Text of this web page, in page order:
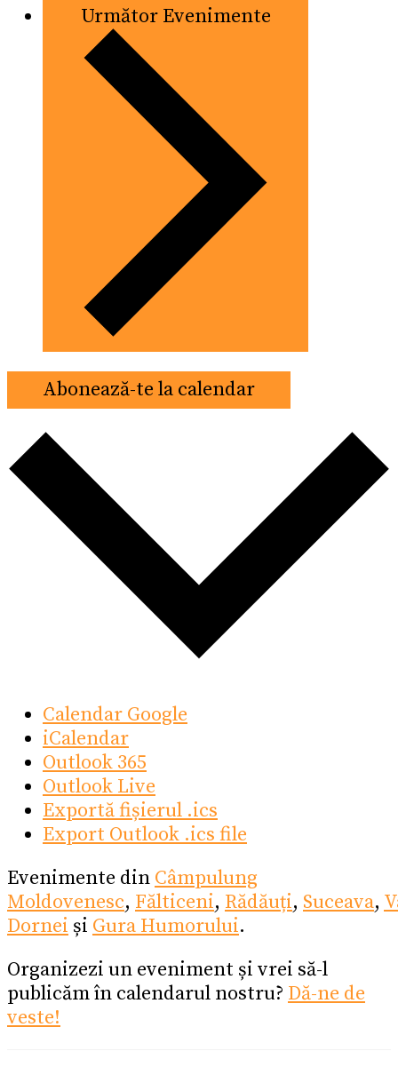
Următor Evenimente
Abonează-te la calendar
Calendar Google
iCalendar
Outlook 365
Outlook Live
Exportă fișierul .ics
Export Outlook .ics file
Evenimente din Câmpulung
Moldovenesc, Fălticeni, Rădăuți, Suceava,
Dornei și Gura Humorului.
Organizezi un eveniment și vrei să-l
publicăm în calendarul nostru? Dă-ne de
veste!